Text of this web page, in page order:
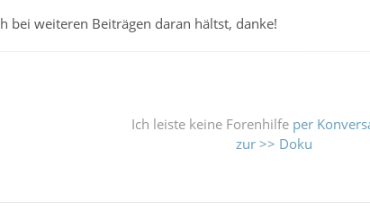
bei weiteren Beiträgen daran hältst, danke!
Ich leiste keine Forenhilfe per
zur >> Doku